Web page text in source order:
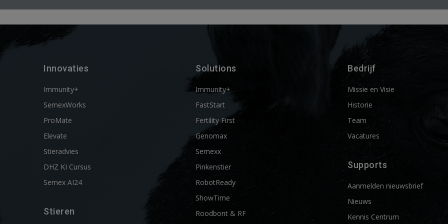
Innovaties
Immunity+
SemexWorks
ProMate
Elevate
Stieradvies
DHZ KI Cursus
Semex AI24
Stieren
Solutions
Immunity+
FastStart
Fertility First
Genomax
Semexx
Pinkenstier
RobotReady
ShowTime
Roodbont & RF
Bedrijf
Missie en Visie
Historie
Team
Vacatures
Supports
Aanmelden nieuwsbrief
Nieuws
Kennis Centrum